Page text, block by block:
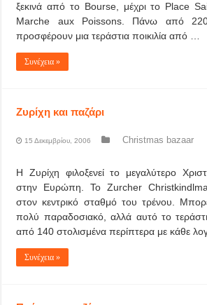
ξεκινά από το Bourse, μέχρι το Place
Marche aux Poissons. Πάνω από 220
προσφέρουν μια τεράστια ποικιλία από …
Συνέχεια »
Ζυρίχη και παζάρι
15 Δεκεμβρίου, 2006 Christmas bazaar
Η Ζυρίχη φιλοξενεί το μεγαλύτερο
στην Ευρώπη. Το Zurcher
στον κεντρικό σταθμό του τρένου.
πολύ παραδοσιακό, αλλά αυτό το
από 140 στολισμένα περίπτερα με κάθε
Συνέχεια »